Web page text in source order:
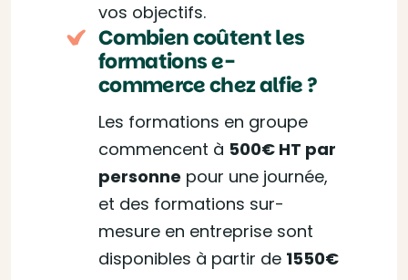
vos objectifs.
Combien coûtent les
formations e-
commerce chez alfie ?
Les formations en groupe
commencent à 500€ HT par
personne pour une journée,
et des formations sur-
mesure en entreprise sont
disponibles à partir de 1550€